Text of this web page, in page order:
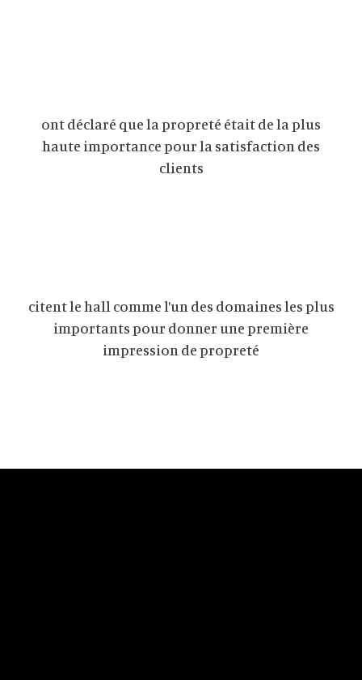
ont déclaré que la propreté était de la plus
haute importance pour la satisfaction des
clients
citent le hall comme l’un des domaines les plus
importants pour donner une première
impression de propreté